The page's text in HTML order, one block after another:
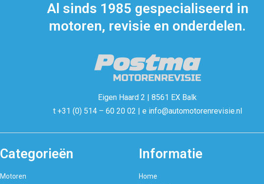
Al sinds 1985 gespecialiseerd in
motoren, revisie en onderdelen.
Eigen Haard 2 | 8561 EX Balk
t +31 (0) 514 – 60 20 02 | e info@automotorenrevisie.nl
Categorieën
Motoren
Informatie
Home